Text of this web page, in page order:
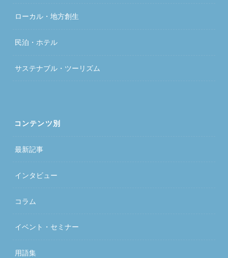
ローカル・地方創生
民泊・ホテル
サステナブル・ツーリズム
コンテンツ別
最新記事
インタビュー
コラム
イベント・セミナー
用語集